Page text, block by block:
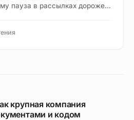
пауза в рассылках дороже,
крупная компания
и кодом